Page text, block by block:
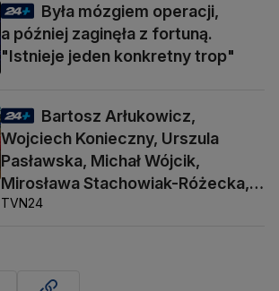
Była mózgiem operacji,
a później zaginęła z fortuną.
"Istnieje jeden konkretny trop"
Bartosz Arłukowicz,
Wojciech Konieczny, Urszula
Pasławska, Michał Wójcik,
Mirosława Stachowiak-Różecka,
Barbara Socha
TVN24